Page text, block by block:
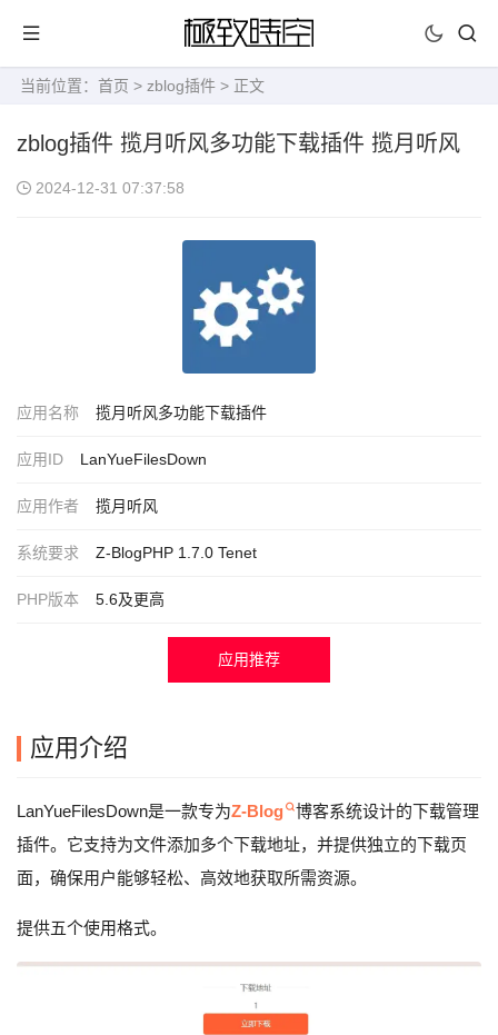
当前位置： 首页 > zblog插件 > 正文
zblog插件 揽月听风多功能下载插件 揽月听风
2024-12-31 07:37:58
应用名称 揽月听风多功能下载插件
应用ID LanYueFilesDown
应用作者 揽月听风
系统要求 Z-BlogPHP 1.7.0 Tenet
PHP版本 5.6及更高
应用推荐
应用介绍
LanYueFilesDown是一款专为Z-Blog
博客系统设计的下载管理
插件。它支持为文件添加多个下载地址，并提供独立的下载页
面，确保用户能够轻松、高效地获取所需资源。
提供五个使用格式。